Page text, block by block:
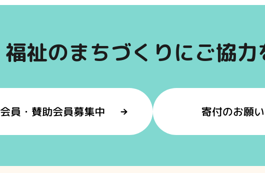
福祉のまちづくりにご協力
会員・賛助会員募集中 寄付のお願い